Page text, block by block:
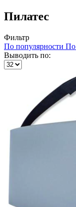
Пилатес
Фильтр
По популярности По
Выводить по: